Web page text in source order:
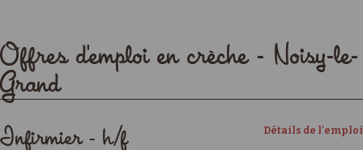
Offres d'emploi en crèche - Noisy-le-
Grand
Détails de l'emploi
Infirmier - h/f